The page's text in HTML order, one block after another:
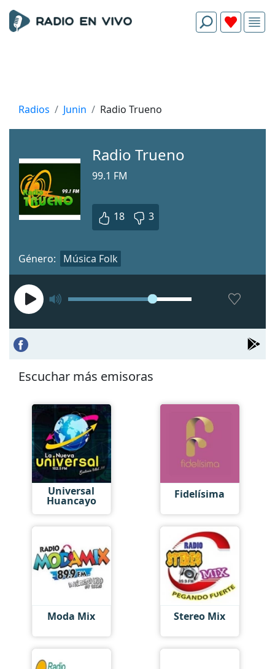
Radios Junin Radio Trueno
Radio Trueno
99.1 FM
18 3
Género: Música Folk
Escuchar más emisoras
Universal
Huancayo Fidelísima
Moda Mix Stereo Mix